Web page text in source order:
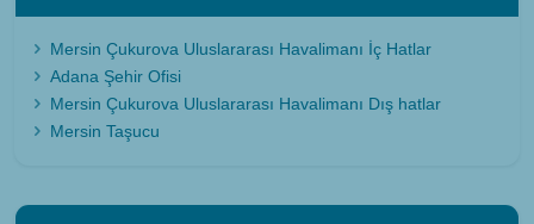
Mersin Çukurova Uluslararası Havalimanı İç Hatlar
Adana Şehir Ofisi
Mersin Çukurova Uluslararası Havalimanı Dış hatlar
Mersin Taşucu